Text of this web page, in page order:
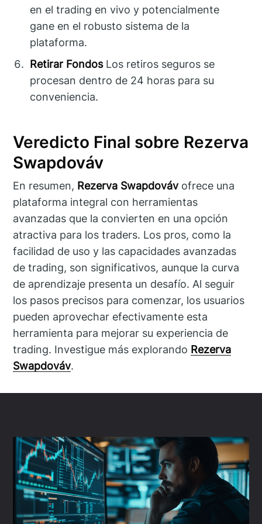
en el trading en vivo y potencialmente
gane en el robusto sistema de la
plataforma.
Retirar FondosLos retiros seguros se
procesan dentro de 24 horas para su
conveniencia.
Veredicto Final sobre Rezerva
Swapdováv
En resumen, Rezerva Swapdovávofrece una
plataforma integral con herramientas
avanzadas que la convierten en una opción
atractiva para los traders. Los pros, como la
facilidad de uso y las capacidades avanzadas
de trading, son significativos, aunque la curva
de aprendizaje presenta un desafío. Al seguir
los pasos precisos para comenzar, los usuarios
pueden aprovechar efectivamente esta
herramienta para mejorar su experiencia de
trading. Investigue más explorando Rezerva
Swapdováv.